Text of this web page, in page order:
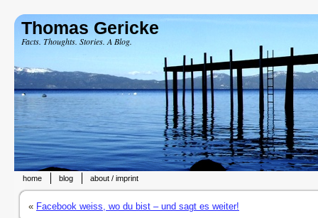
Thomas Gericke
Facts. Thoughts. Stories. A Blog.
home blog about / imprint
« Facebook weiss, wo du bist – und sagt es weiter!